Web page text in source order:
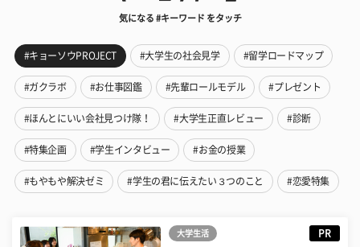
気になる #キーワード をタッチ
#キョーソウPROJECT #大学生の社会見学 #留学ロードマップ
#ガクラボ #お仕事図鑑 #先輩ロールモデル #プレゼント
#ほんとにいい会社見つけ隊！ #大学生正直レビュー #診断
#特集企画 #学生インタビュー #お金の授業
#もやもや解決ゼミ #学生の君に伝えたい３つのこと #恋愛特集
大学生活 PR